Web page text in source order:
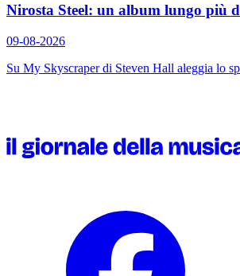
Nirosta Steel: un album lungo più
09-08-2026
Su My Skyscraperdi Steven Hall aleggia lo